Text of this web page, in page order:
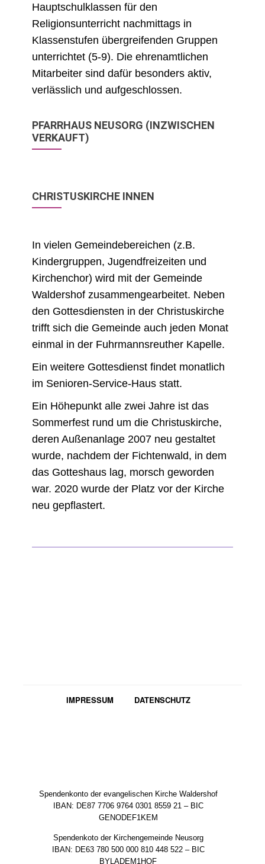
Hauptschulklassen für den
Religionsunterricht nachmittags in
Klassenstufen übergreifenden Gruppen
unterrichtet (5-9). Die ehrenamtlichen
Mitarbeiter sind dafür besonders aktiv,
verlässlich und aufgeschlossen.
PFARRHAUS NEUSORG (INZWISCHEN
VERKAUFT)
CHRISTUSKIRCHE INNEN
In vielen Gemeindebereichen (z.B.
Kindergruppen, Jugendfreizeiten und
Kirchenchor) wird mit der Gemeinde
Waldershof zusammengearbeitet. Neben
den Gottesdiensten in der Christuskirche
trifft sich die Gemeinde auch jeden Monat
einmal in der Fuhrmannsreuther Kapelle.
Ein weitere Gottesdienst findet monatlich
im Senioren-Service-Haus statt.
Ein Höhepunkt alle zwei Jahre ist das
Sommerfest rund um die Christuskirche,
deren Außenanlage 2007 neu gestaltet
wurde, nachdem der Fichtenwald, in dem
das Gotteshaus lag, morsch geworden
war. 2020 wurde der Platz vor der Kirche
neu gepflastert.
IMPRESSUM DATENSCHUTZ
Spendenkonto der evangelischen Kirche Waldershof
IBAN: DE87 7706 9764 0301 8559 21 – BIC
GENODEF1KEM
Spendenkoto der Kirchengemeinde Neusorg
IBAN: DE63 780 500 000 810 448 522 – BIC
BYLADEM1HOF